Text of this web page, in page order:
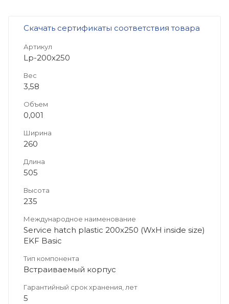
Скачать сертификаты соответствия товара
Артикул
Lp-200x250
Вес
3,58
Объем
0,001
Ширина
260
Длина
505
Высота
235
Международное наименование
Service hatch plastic 200x250 (WxH inside size)
EKF Basic
Тип компонента
Встраиваемый корпус
Гарантийный срок хранения, лет
5